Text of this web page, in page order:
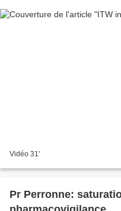
Vidéo 31'
Pr Perronne: